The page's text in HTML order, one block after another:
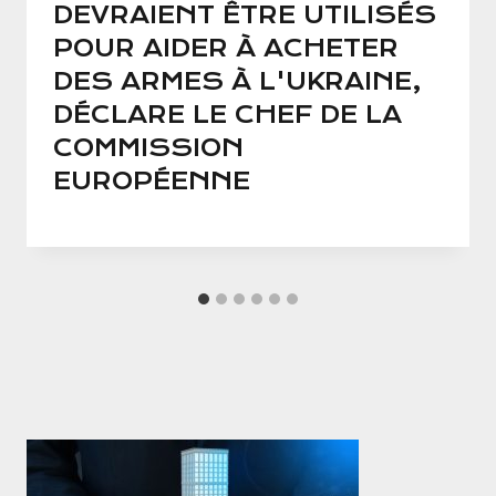
DEVRAIENT ÊTRE UTILISÉS
POUR AIDER À ACHETER
DES ARMES À L'UKRAINE,
DÉCLARE LE CHEF DE LA
COMMISSION
EUROPÉENNE